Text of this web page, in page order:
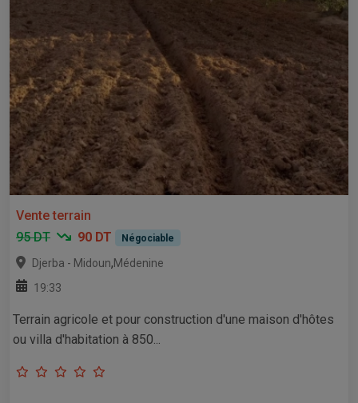
Vente terrain
95 DT
90 DT Négociable
Djerba - Midoun,Médenine
19:33
Terrain agricole et pour construction d'une maison d'hôtes
ou villa d'habitation à 850...